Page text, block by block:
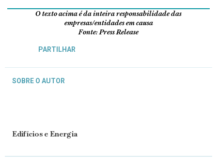
O texto acima é da inteira responsabilidade das
empresas/entidades em causa
Fonte: Press Release
PARTILHAR
SOBRE O AUTOR
Edifícios e Energia